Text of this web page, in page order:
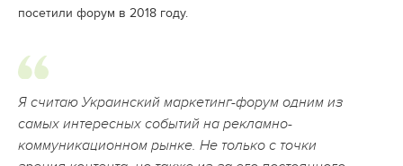
посетили форум в 2018 году.
Я считаю Украинский маркетинг-форум одним из
самых интересных событий на рекламно-
коммуникационном рынке. Не только с точки